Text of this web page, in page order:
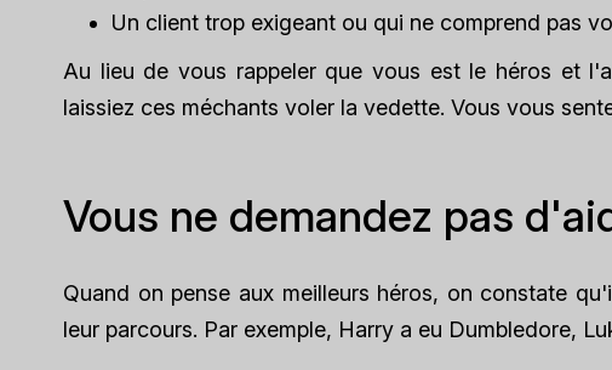
Un client trop exigeant ou qui ne comprend pas
Au lieu de vous rappeler que vous est le héros et
laissiez ces méchants voler la vedette. Vous vous
Vous ne demandez pas
Quand on pense aux meilleurs héros, on constate
leur parcours. Par exemple, Harry a eu Dumbledore,